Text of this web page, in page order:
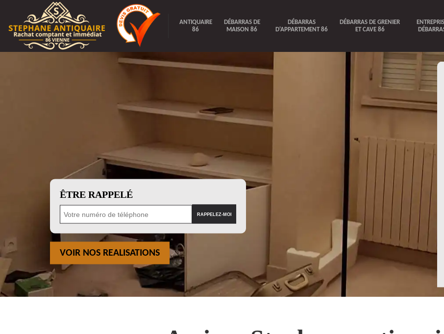
ANTIQUAIRE
86
DÉBARRAS DE
MAISON 86
DÉBARRAS
D'APPARTEMENT 86
DÉBARRAS DE GRENIER
ET CAVE 86
ÊTRE RAPPELÉ
VOIR NOS REALISATIONS